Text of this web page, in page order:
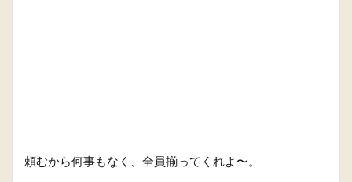
頼むから何事もなく、全員揃ってくれよ〜。